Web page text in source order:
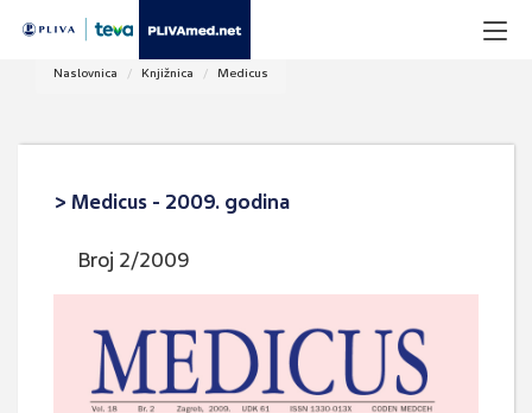
Naslovnica Knjižnica Medicus
> Medicus - 2009. godina
Broj 2/2009